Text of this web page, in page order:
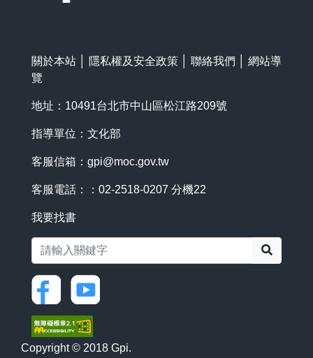
關於本站 隱私權及安全政策 聯絡我們
網站導
覽
地址：10491台北市中山區松江路209號
指導單位：文化部
客服信箱： gpi@moc.gov.tw
客服電話：：02-2518-0207 分機22
我要找書
Copyright © 2018 Gpi.